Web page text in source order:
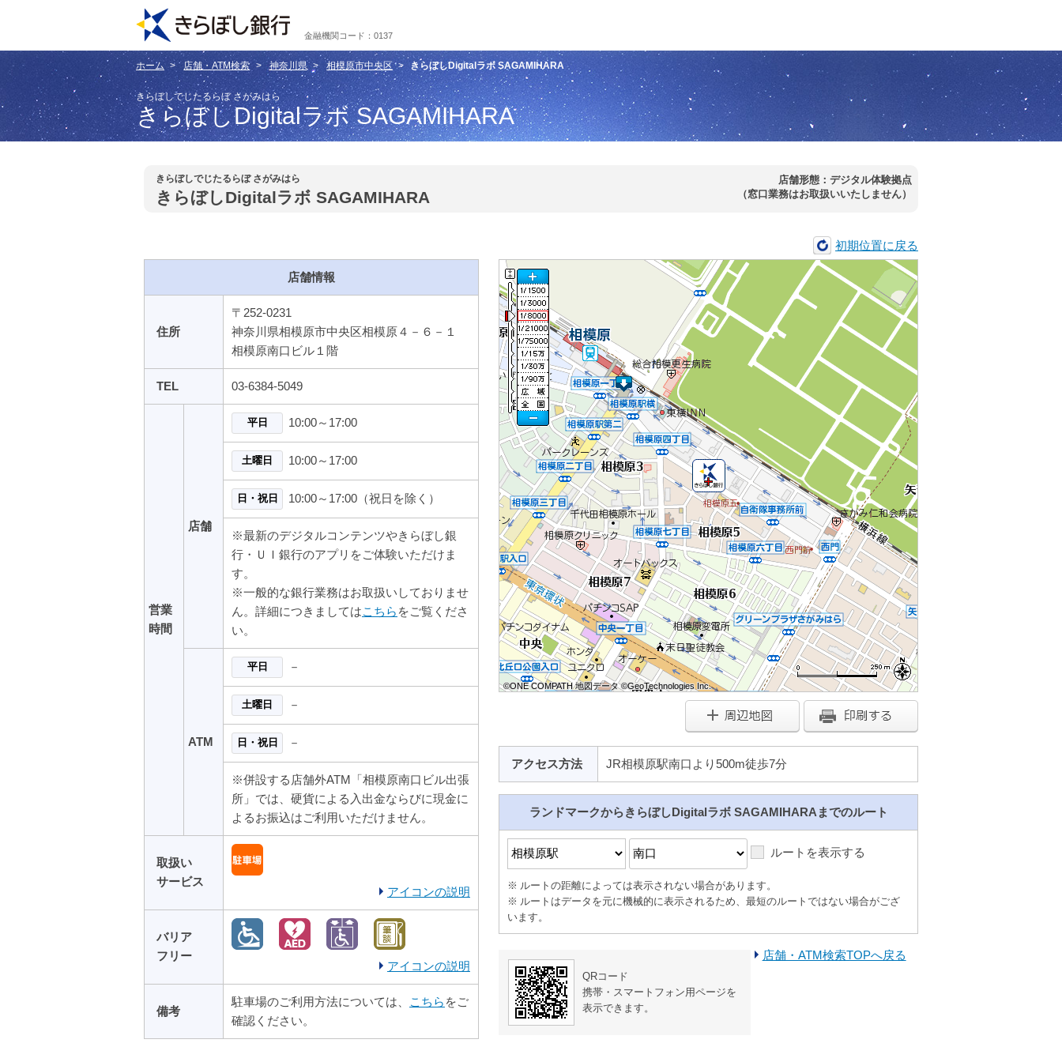
金融機関コード：0137
ホーム 店舗・ATM検索 神奈川県 相模原市中央区 きらぼしDigitalラボ SAGAMIHARA
きらぼしでじたるらぼ さがみはら
きらぼしDigitalラボ SAGAMIHARA
きらぼしでじたるらぼ さがみはら
きらぼしDigitalラボ SAGAMIHARA
店舗形態：デジタル体験拠点
（窓口業務はお取扱いいたしません）
初期位置に戻る
店舗情報
住所
〒252-0231
神奈川県相模原市中央区相模原４－６－１
相模原南口ビル１階
TEL 03-6384-5049
営業
時間
店舗
平日 10:00～17:00
土曜日 10:00～17:00
日・祝日 10:00～17:00（祝日を除く）
※最新のデジタルコンテンツやきらぼし銀
行・ＵＩ銀行のアプリをご体験いただけま
す。
※一般的な銀行業務はお取扱いしておりませ
ん。詳細につきましてはこちら をご覧くださ
い。
ATM
平日 －
土曜日 －
日・祝日 －
※併設する店舗外ATM「相模原南口ビル出張
所」では、硬貨による入出金ならびに現金に
よるお振込はご利用いただけません。
取扱い
サービス
アイコンの説明
バリア
フリー
アイコンの説明
備考
駐車場のご利用方法については、 こちら をご
確認ください。
©ONE COMPATH 地図データ ©GeoTechnologies Inc.
©ONE COMPATH 地図データ ©GeoTechnologies Inc.
©ONE COMPATH 地図データ ©GeoTechnologies Inc.
©ONE COMPATH 地図データ ©GeoTechnologies Inc.
©ONE COMPATH 地図データ ©GeoTechnologies Inc.
©ONE COMPATH 地図データ ©GeoTechnologies Inc.
©ONE COMPATH 地図データ ©GeoTechnologies Inc.
©ONE COMPATH 地図データ ©GeoTechnologies Inc.
©ONE COMPATH 地図データ ©GeoTechnologies Inc.
アクセス方法 JR相模原駅南口より500m徒歩7分
ランドマークからきらぼしDigitalラボ SAGAMIHARAまでのルート
ルートを表示する
ルートの距離によっては表示されない場合があります。
ルートはデータを元に機械的に表示されるため、最短のルートではない場合がござ
います。
QRコード
携帯・スマートフォン用ページを
表示できます。
店舗・ATM検索TOPへ戻る